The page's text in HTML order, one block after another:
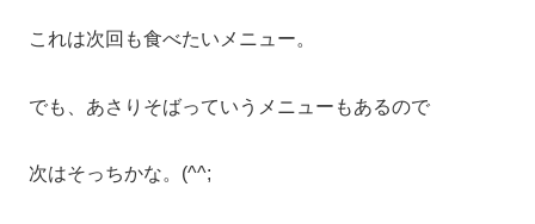
これは次回も食べたいメニュー。
でも、あさりそばっていうメニューもあるので
次はそっちかな。(^^;